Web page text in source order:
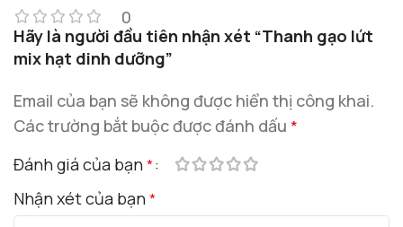
0
Hãy là người đầu tiên nhận xét “Thanh gạo lứt
mix hạt dinh dưỡng”
Email của bạn sẽ không được hiển thị công khai.
Các trường bắt buộc được đánh dấu *
Đánh giá của bạn*
Nhận xét của bạn*